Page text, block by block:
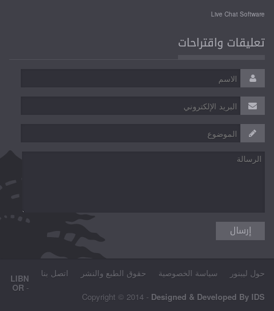
Live Chat Software
تعليقات واقتراحات
حول ليبنور سياسة الخصوصية حقوق الطبع والنشر اتصل بنا LIBN
OR -
Copyright © 2014 - Designed & Developed By IDS